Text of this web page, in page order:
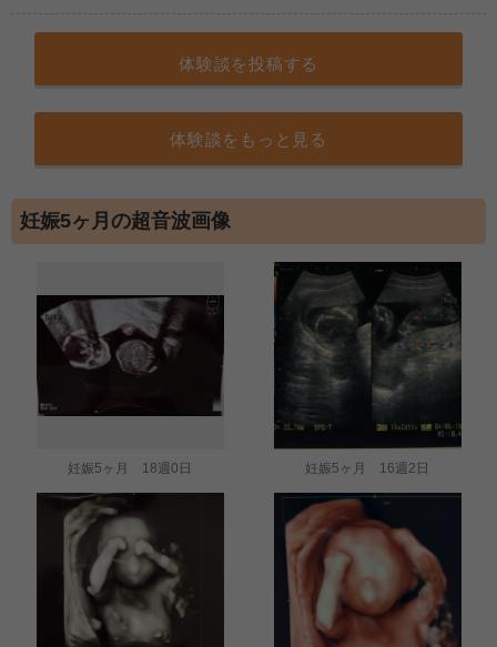
体験談を投稿する
体験談をもっと見る
妊娠5ヶ月の超音波画像
妊娠5ヶ月 18週0日 妊娠5ヶ月 16週2日